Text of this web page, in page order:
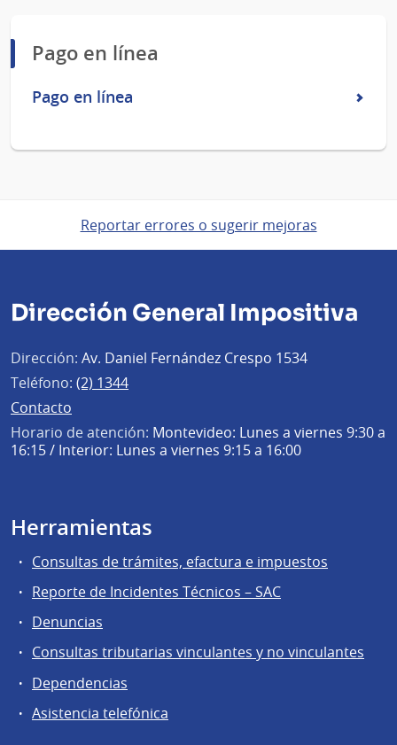
Pago en línea
Pago en línea
Reportar errores o sugerir mejoras
Dirección General Impositiva
Dirección: Av. Daniel Fernández Crespo 1534
Teléfono: (2) 1344
Contacto
Horario de atención: Montevideo: Lunes a viernes 9:30 a
16:15 / Interior: Lunes a viernes 9:15 a 16:00
Herramientas
Consultas de trámites, efactura e impuestos
Reporte de Incidentes Técnicos – SAC
Denuncias
Consultas tributarias vinculantes y no vinculantes
Dependencias
Asistencia telefónica